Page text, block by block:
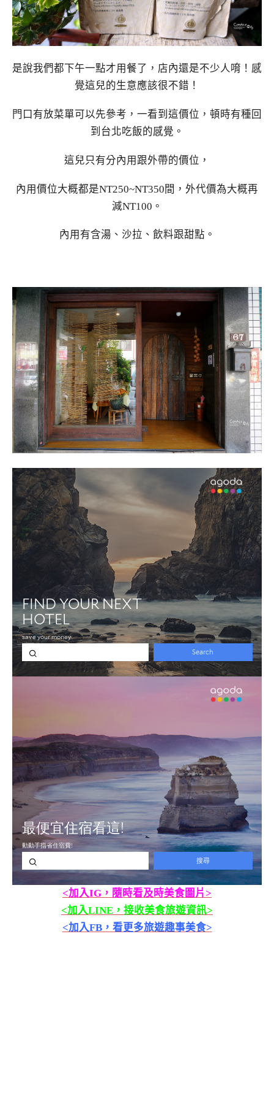
是說我們都下午一點才用餐了，店內還是不少人唷！感
覺這兒的生意應該很不錯！
門口有放菜單可以先參考，一看到這價位，頓時有種回
到台北吃飯的感覺。
這兒只有分內用跟外帶的價位，
內用價位大概都是NT250~NT350間，外代價為大概再
減NT100。
內用有含湯、沙拉、飲料跟甜點。
<加入IG，隨時看及時美食圖片>
<加入LINE，接收美食旅遊資訊>
<加入FB，看更多旅遊趣事美食>